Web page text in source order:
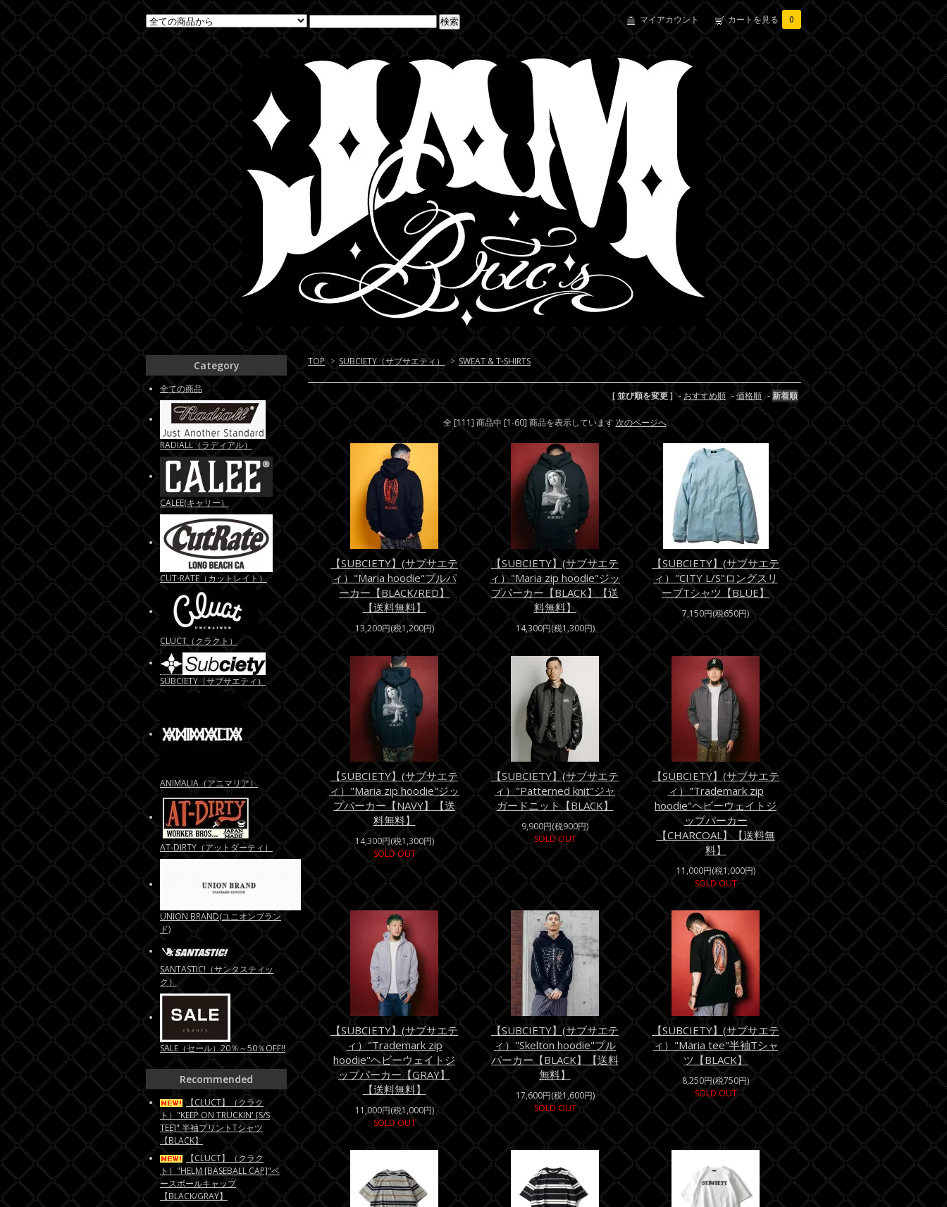
マイアカウント カートを見る 0
TOP > SUBCIETY（サブサエティ） > SWEAT & T-SHIRTS
[ 並び順を変更 ] - おすすめ順 -価格順 -新着順
全 [111] 商品中 [1-60] 商品を表示しています 次のページへ
【SUBCIETY】(サブサエテ
ィ）"Maria hoodie"プルパ
ーカー【BLACK/RED】
【送料無料】
13,200円(税1,200円)
【SUBCIETY】(サブサエテ
ィ）"Maria zip hoodie"ジッ
プパーカー【BLACK】【送
料無料】
14,300円(税1,300円)
【SUBCIETY】(サブサエテ
ィ）"CITY L/S"ロングスリ
ーブTシャツ【BLUE】
7,150円(税650円)
【SUBCIETY】(サブサエテ
ィ）"Maria zip hoodie"ジッ
プパーカー【NAVY】【送
料無料】
14,300円(税1,300円)
SOLD OUT
【SUBCIETY】(サブサエテ
ィ）"Patterned knit"ジャ
ガードニット【BLACK】
9,900円(税900円)
SOLD OUT
【SUBCIETY】(サブサエテ
ィ）"Trademark zip
hoodie"ヘビーウェイトジ
ップパーカー
【CHARCOAL】【送料無
料】
11,000円(税1,000円)
SOLD OUT
【SUBCIETY】(サブサエテ
ィ）"Trademark zip
hoodie"ヘビーウェイトジ
ップパーカー【GRAY】
【送料無料】
11,000円(税1,000円)
SOLD OUT
【SUBCIETY】(サブサエテ
ィ）"Skelton hoodie"プル
パーカー【BLACK】【送料
無料】
17,600円(税1,600円)
SOLD OUT
【SUBCIETY】(サブサエテ
ィ）"Maria tee"半袖Tシャ
ツ【BLACK】
8,250円(税750円)
SOLD OUT
Category
全ての商品
RADIALL（ラディアル）
CALEE(キャリー）
CUT-RATE（カットレイト）
CLUCT（クラクト）
SUBCIETY（サブサエティ）
ANIMALIA（アニマリア）
AT-DIRTY（アットダーティ）
UNION BRAND(ユニオンブラン
ド)
SANTASTIC!（サンタスティッ
ク）
SALE（セール）20％～50％OFF!!
Recommended
【CLUCT】（クラク
ト）"KEEP ON TRUCKIN' [S/S
TEE]" 半袖プリントTシャツ
【BLACK】
【CLUCT】（クラク
ト）"HELM [BASEBALL CAP]"ベ
ースボールキャップ
【BLACK/GRAY】